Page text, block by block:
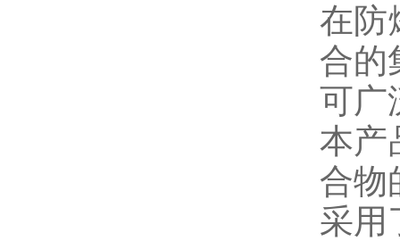
在防
合的
可广
本产
合物
采用